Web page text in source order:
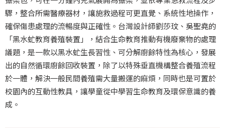
驟，整合所需醫療器材，讓施救過程可更直覺、系統性地操作，
確保傷患處理的流暢度與正確性。台灣設計師劉莎玟、吳聖堯的
「黑水虻教育養殖裝置」，結合生命教育推動有機廢棄物的處理
議題，是一款以黑水虻生長習性、可分解廚餘特性為核心，發展
出的自然循環廚餘回收裝置，除了以特殊垂直機構整合養殖流程
於一體，解決一般民間養殖需大量搬運的麻煩，同時也是可置於
校園內的互動性教具，讓學童從中學習生命教育及環保意識的養
成。